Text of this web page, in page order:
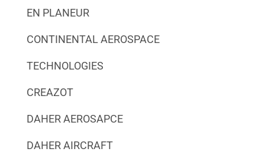
EN PLANEUR
CONTINENTAL AEROSPACE
TECHNOLOGIES
CREAZOT
DAHER AEROSAPCE
DAHER AIRCRAFT